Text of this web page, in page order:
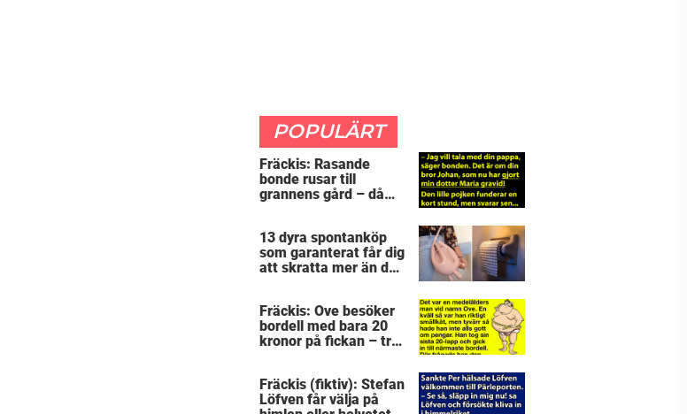
POPULÄRT
Fräckis: Rasande
bonde rusar till
grannens gård – då
mållös
13 dyra spontanköp
som garanterat får dig
att skratta mer än du
Fräckis: Ove besöker
bordell med bara 20
kronor på fickan – tre
Fräckis (fiktiv): Stefan
Löfven får välja på